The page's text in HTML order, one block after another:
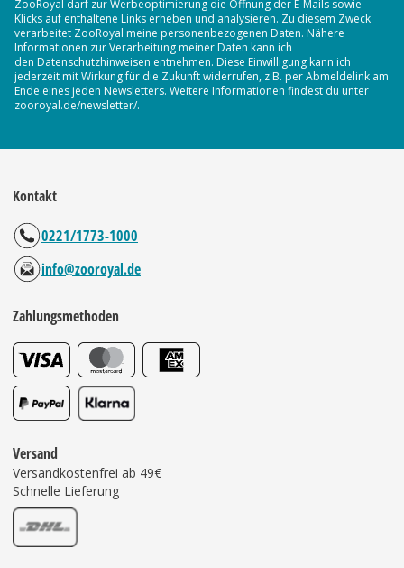
ZooRoyal darf zur Werbeoptimierung die Öffnung der E-Mails sowie
Klicks auf enthaltene Links erheben und analysieren. Zu diesem Zweck
verarbeitet ZooRoyal meine personenbezogenen Daten. Nähere
Informationen zur Verarbeitung meiner Daten kann ich
den Datenschutzhinweisen entnehmen. Diese Einwilligung kann ich
jederzeit mit Wirkung für die Zukunft widerrufen, z.B. per Abmeldelink am
Ende eines jeden Newsletters. Weitere Informationen findest du unter
zooroyal.de/newsletter/.
Kontakt
0221/1773-1000
info@zooroyal.de
Zahlungsmethoden
Versand
Versandkostenfrei ab 49€
Schnelle Lieferung